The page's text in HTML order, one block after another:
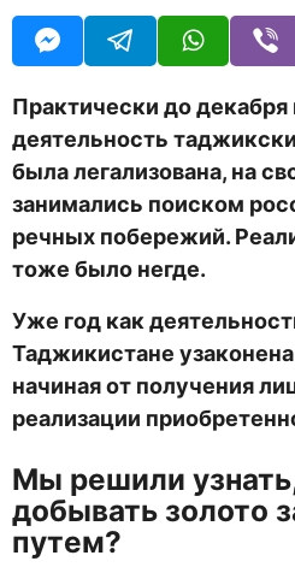
н
а
Практически до декабря
деятельность
была легализована, на
занимались поиском
речных побережий.
тоже было негде.
Уже год как
Таджикистане
начиная от получения
реализации
Мы решили
добывать золото
путем?